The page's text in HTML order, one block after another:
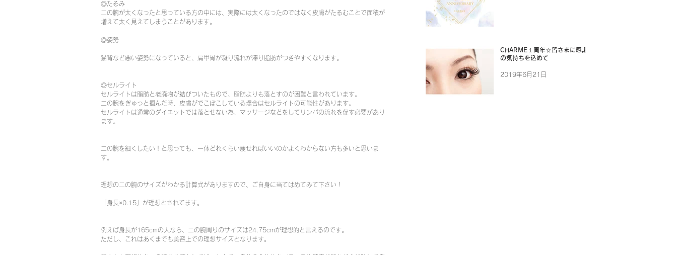
◎たるみ
二の腕が太くなったと思っている方の中には、実際には太くなったのではなく皮膚がたるむことで面積が
増えて太く見えてしまうことがあります。
◎姿勢
猫背など悪い姿勢になっていると、肩甲骨が凝り流れが滞り脂肪がつきやすくなります。
◎セルライト
セルライトは脂肪と老廃物が結びついたもので、脂肪よりも落とすのが困難と言われています。
二の腕をぎゅっと掴んだ時、皮膚がでこぼこしている場合はセルライトの可能性があります。
セルライトは通常のダイエットでは落とせない為、マッサージなどをしてリンパの流れを促す必要があり
ます。
二の腕を細くしたい！と思っても、一体どれくらい痩せればいいのかよくわからない方も多いと思いま
す。
理想の二の腕のサイズがわかる計算式がありますので、ご自身に当てはめてみて下さい！
「身長×0.15」が理想とされてます。
例えば身長が165cmの人なら、二の腕周りのサイズは24.75cmが理想的と言えるのです。
ただし、これはあくまでも美容上での理想サイズとなります。
CHARME１周年☆皆さまに感謝
の気持ちを込めて
2019年6月21日